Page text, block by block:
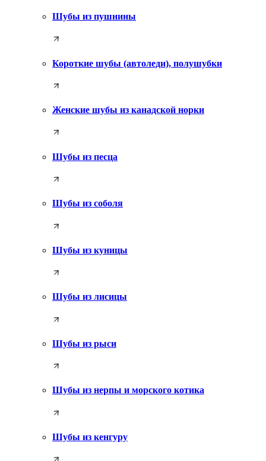
Шубы из пушнины
Короткие шубы (автоледи), полушубки
Женские шубы из канадской норки
Шубы из песца
Шубы из соболя
Шубы из куницы
Шубы из лисицы
Шубы из рыси
Шубы из нерпы и морского котика
Шубы из кенгуру